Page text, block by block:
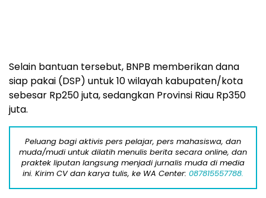
Selain bantuan tersebut, BNPB memberikan dana
siap pakai (DSP) untuk 10 wilayah kabupaten/kota
sebesar Rp250 juta, sedangkan Provinsi Riau Rp350
juta.
Peluang bagi aktivis pers pelajar, pers mahasiswa, dan
muda/mudi untuk dilatih menulis berita secara online, dan
praktek liputan langsung menjadi jurnalis muda di media
ini. Kirim CV dan karya tulis, ke WA Center: 087815557788.